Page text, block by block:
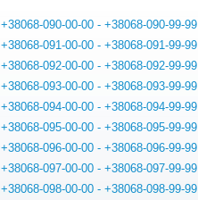
+38068-090-00-00 - +38068-090-99-99
+38068-091-00-00 - +38068-091-99-99
+38068-092-00-00 - +38068-092-99-99
+38068-093-00-00 - +38068-093-99-99
+38068-094-00-00 - +38068-094-99-99
+38068-095-00-00 - +38068-095-99-99
+38068-096-00-00 - +38068-096-99-99
+38068-097-00-00 - +38068-097-99-99
+38068-098-00-00 - +38068-098-99-99